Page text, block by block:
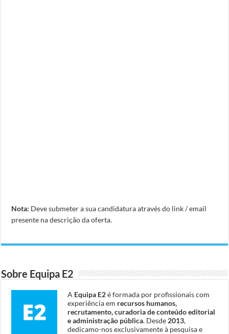
Nota: Deve submeter a sua candidatura através do link / email
presente na descrição da oferta.
Sobre Equipa E2
A Equipa E2é formada por profissionais com
experiência em recursos humanos,
recrutamento, curadoria de conteúdo editorial
e administração pública. Desde 2013,
dedicamo-nos exclusivamente à pesquisa e